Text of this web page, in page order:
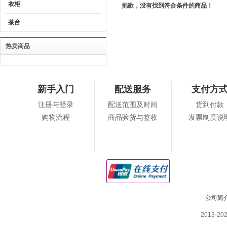
抱歉，没有找到符合条件的商品！
衣柜
茶台
热卖商品
新手入门
注册与登录
购物流程
配送服务
配送范围及时间
商品验货与签收
支付方
货到付款
发票制度说
公司简
2013-